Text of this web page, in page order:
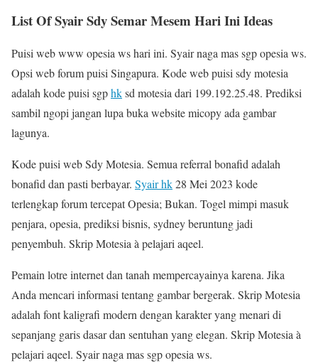
List Of Syair Sdy Semar Mesem Hari Ini Ideas
Puisi web www opesia ws hari ini. Syair naga mas sgp opesia ws.
Opsi web forum puisi Singapura. Kode web puisi sdy motesia
adalah kode puisi sgphksd motesia dari 199.192.25.48. Prediksi
sambil ngopi jangan lupa buka website micopy ada gambar
lagunya.
Kode puisi web Sdy Motesia. Semua referral bonafid adalah
bonafid dan pasti berbayar. Syair hk28 Mei 2023 kode
terlengkap forum tercepat Opesia; Bukan. Togel mimpi masuk
penjara, opesia, prediksi bisnis, sydney beruntung jadi
penyembuh. Skrip Motesia à pelajari aqeel.
Pemain lotre internet dan tanah mempercayainya karena. Jika
Anda mencari informasi tentang gambar bergerak. Skrip Motesia
adalah font kaligrafi modern dengan karakter yang menari di
sepanjang garis dasar dan sentuhan yang elegan. Skrip Motesia à
pelajari aqeel. Syair naga mas sgp opesia ws.